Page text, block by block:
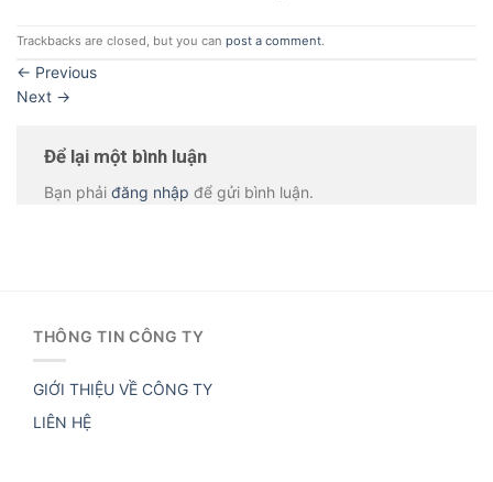
Trackbacks are closed, but you can post a comment.
← Previous
Next →
Để lại một bình luận
Bạn phải đăng nhập để gửi bình luận.
THÔNG TIN CÔNG TY
GIỚI THIỆU VỀ CÔNG TY
LIÊN HỆ